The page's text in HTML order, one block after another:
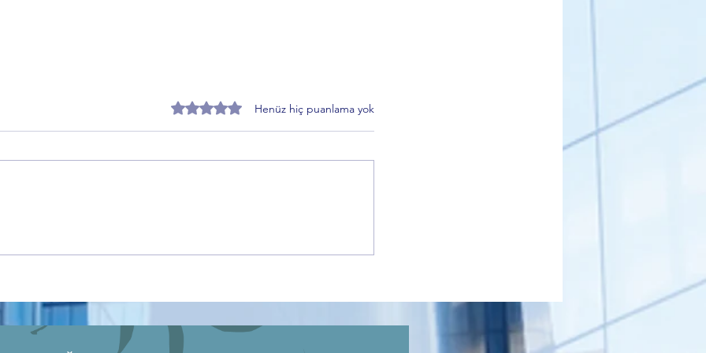
Üye Vurgusu
Süreci Açıklaması
5 üzerinden 0 yıldızHenüz hiç puanlama yok